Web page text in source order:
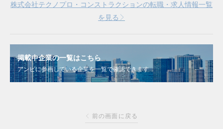
株式会社テクノプロ・コンストラクションの転職・求人情報一覧
を見る
掲載中企業の一覧はこちら
アンビに参画している企業を一覧で確認できます
前の画面に戻る